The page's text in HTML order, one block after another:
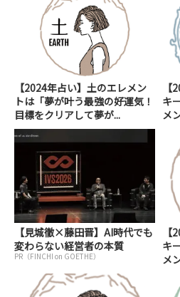
【2024年占い】土のエレメン
トは「夢が叶う最強の好運気！
目標をクリアして夢が...
キ
メ
【見城徹×藤田晋】AI時代でも
変わらない経営者の本質
PR（FINCHI on GOETHE）
キ
メ